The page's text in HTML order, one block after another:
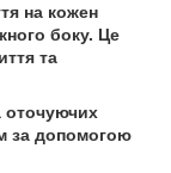
на кожен
боку. Це
та
оточуючих
за допомогою